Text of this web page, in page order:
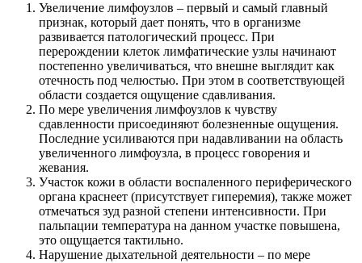
Увеличение лимфоузлов – первый и самый главный
признак, который дает понять, что в организме
развивается патологический процесс. При
перерождении клеток лимфатические узлы начинают
постепенно увеличиваться, что внешне выглядит как
отечность под челюстью. При этом в соответствующей
области создается ощущение сдавливания.
По мере увеличения лимфоузлов к чувству
сдавленности присоединяют болезненные ощущения.
Последние усиливаются при надавливании на область
увеличенного лимфоузла, в процесс говорения и
жевания.
Участок кожи в области воспаленного периферического
органа краснеет (присутствует гиперемия), также может
отмечаться зуд разной степени интенсивности. При
пальпации температура на данном участке повышена,
это ощущается тактильно.
Нарушение дыхательной деятельности – по мере